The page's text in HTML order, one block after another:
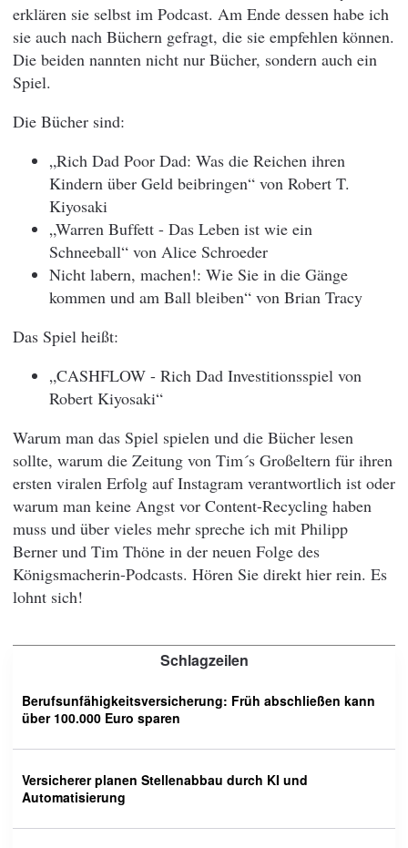
erklären sie selbst im Podcast. Am Ende dessen habe ich
sie auch nach Büchern gefragt, die sie empfehlen können.
Die beiden nannten nicht nur Bücher, sondern auch ein
Spiel.
Die Bücher sind:
„Rich Dad Poor Dad: Was die Reichen ihren
Kindern über Geld beibringen“ von Robert T.
Kiyosaki
„Warren Buffett - Das Leben ist wie ein
Schneeball“ von Alice Schroeder
Nicht labern, machen!: Wie Sie in die Gänge
kommen und am Ball bleiben“ von Brian Tracy
Das Spiel heißt:
„CASHFLOW - Rich Dad Investitionsspiel von
Robert Kiyosaki“
Warum man das Spiel spielen und die Bücher lesen
sollte, warum die Zeitung von Tim´s Großeltern für ihren
ersten viralen Erfolg auf Instagram verantwortlich ist oder
warum man keine Angst vor Content-Recycling haben
muss und über vieles mehr spreche ich mit Philipp
Berner und Tim Thöne in der neuen Folge des
Königsmacherin-Podcasts. Hören Sie direkt hier rein. Es
lohnt sich!
Schlagzeilen
Berufsunfähigkeitsversicherung: Früh abschließen kann
über 100.000 Euro sparen
Versicherer planen Stellenabbau durch KI und
Automatisierung